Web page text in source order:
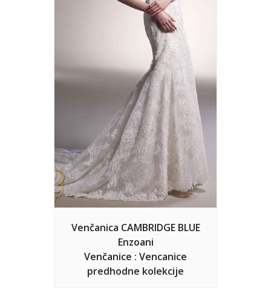
Venčanica CAMBRIDGE BLUE
Enzoani
Venčanice : Vencanice
predhodne kolekcije